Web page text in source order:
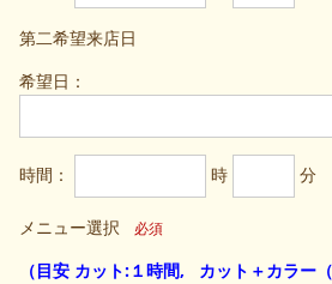
第二希望来店日
希望日：
時間： 時 分
メニュー選択 必須
（目安 カット:１時間, カット＋カラー